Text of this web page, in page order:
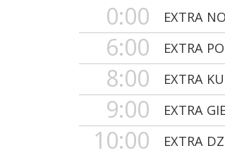
0:00 EXTRA
6:00 EXTRA
8:00 EXTRA
9:00 EXTRA
10:00 EXTRA